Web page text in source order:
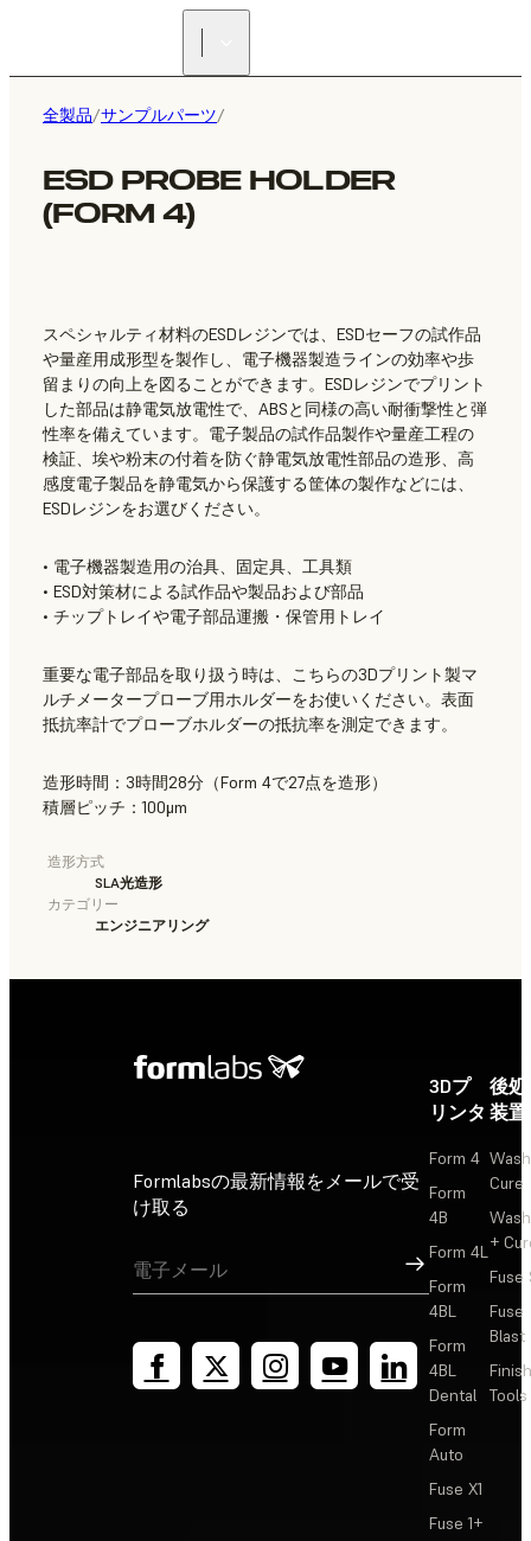
全製品/サンプルパーツ/
ESD PROBE HOLDER
(FORM 4)
スペシャルティ材料のESDレジンでは、ESDセーフの試作品
や量産用成形型を製作し、電子機器製造ラインの効率や歩
留まりの向上を図ることができます。ESDレジンでプリント
した部品は静電気放電性で、ABSと同様の高い耐衝撃性と弾
性率を備えています。電子製品の試作品製作や量産工程の
検証、埃や粉末の付着を防ぐ静電気放電性部品の造形、高
感度電子製品を静電気から保護する筐体の製作などには、
ESDレジンをお選びください。
• 電子機器製造用の治具、固定具、工具類
• ESD対策材による試作品や製品および部品
• チップトレイや電子部品運搬・保管用トレイ
重要な電子部品を取り扱う時は、こちらの3Dプリント製マ
ルチメータープローブ用ホルダーをお使いください。表面
抵抗率計でプローブホルダーの抵抗率を測定できます。
造形時間：3時間28分（Form 4で27点を造形）
積層ピッチ：100μm
造形方式
SLA光造形
カテゴリー
エンジニアリング
Formlabsの最新情報をメールで受
け取る
サインアップ
3Dプ
リンタ
Form 4
Form
4B
Form 4L
Form
4BL
Form
4BL
Dental
Form
Auto
Fuse X1
Fuse 1+
後
装置
Cure
+
Fuse
Fuse
Blast
Tools